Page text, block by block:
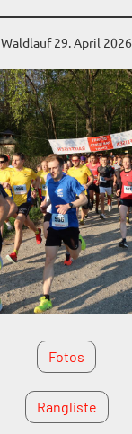
Waldlauf 29. April 2026
Fotos
Rangliste